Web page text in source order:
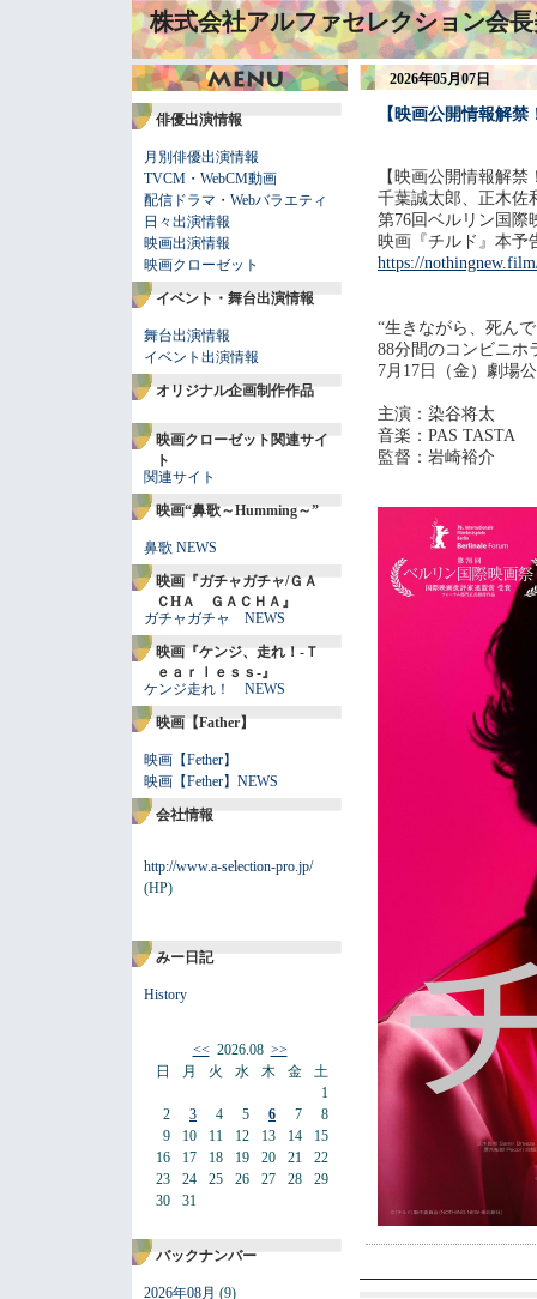
株式会社アルファセレクション会
俳優出演情報
月別俳優出演情報
TVCM・WebCM動画
配信ドラマ・Webバラエティ
日々出演情報
映画出演情報
映画クローゼット
イベント・舞台出演情報
舞台出演情報
イベント出演情報
オリジナル企画制作作品
映画クローゼット関連サイ
ト
関連サイト
映画“鼻歌～Humming～”
鼻歌 NEWS
映画『ガチャガチャ/ＧＡ
ＣHＡ ＧＡＣＨＡ』
ガチャガチャ NEWS
映画『ケンジ、走れ！-Ｔ
ｅａｒｌｅｓｓ-』
ケンジ走れ！ NEWS
映画【Father】
映画【Fether】
映画【Fether】NEWS
会社情報
http://www.a-selection-pro.jp/
(HP)
みー日記
History
<<2026.08 >>
日
2
9
16
23
30
月
3
10
17
24
31
火
4
11
18
25
水
5
12
19
26
木
6
13
20
27
金
7
14
21
28
土
1
8
15
22
29
バックナンバー
2026年08月 (9)
2026年05月07日
【映画公開情報解
【映画公開情報解禁
千葉誠太郎、正木
第76回ベルリン国際
映画『チルド』本予
https://
“生きながら、死ん
88分間のコンビニホ
7月17日（金）劇場
主演：染谷将太
音楽：PAS TASTA
監督：岩崎裕介